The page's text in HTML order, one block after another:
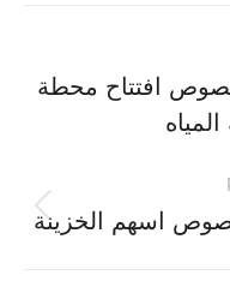
اسهم الخزينة
افتتاح محطة